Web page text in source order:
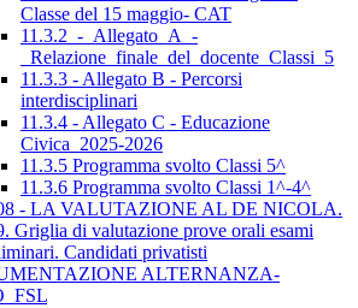
Classe del 15 maggio- CAT
11.3.2_-_Allegato_A_-
_Relazione_finale_del_docente_Classi_5
11.3.3 - Allegato B - Percorsi
interdisciplinari
11.3.4 - Allegato C - Educazione
Civica_2025-2026
11.3.5 Programma svolto Classi 5^
11.3.6 Programma svolto Classi 1^-4^
- LA VALUTAZIONE AL DE NICOLA.
Griglia di valutazione prove orali esami
Candidati privatisti
ALTERNANZA-